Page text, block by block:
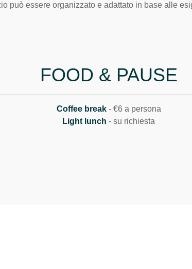
può essere organizzato e adattato in base alle
FOOD & PAUSE
Coffee break- €6 a persona
Light lunch - su richiesta